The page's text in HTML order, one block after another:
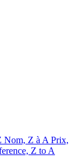
Nom, Z à A Prix,
Z to A